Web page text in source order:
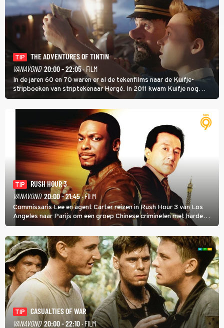
TIP
THE ADVENTURES OF TINTIN
VANAVOND 20:00 - 22:05· FILM
In de jaren 60 en 70 waren er al de tekenfilms naar de Kuifje-
stripboeken van striptekenaar Hergé. In 2011 kwam Kuifje nog
meer tot leven in The Adventures of Tintin van Steven Spielberg.
TIP
RUSH HOUR 3
VANAVOND 20:00 - 21:45· FILM
Commissaris Lee en agent Carter reizen in Rush Hour 3 van Los
Angeles naar Parijs om een groep Chinese criminelen met harde
hand aan te pakken.
TIP
CASUALTIES OF WAR
VANAVOND 20:00 - 22:10· FILM